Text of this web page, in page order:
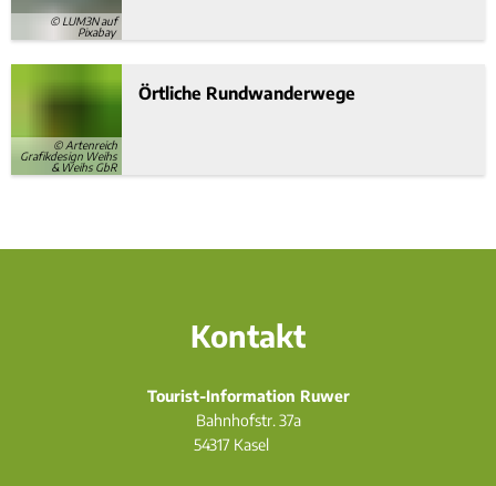
© LUM3N auf
Pixabay
© Artenreich
Grafikdesign Weihs
& Weihs GbR
Örtliche Rundwanderwege
Kontakt
Tourist-Information Ruwer
Bahnhofstr. 37a
54317 Kasel